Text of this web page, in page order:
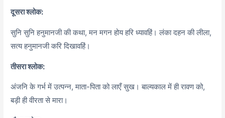
दूसरा श्लोक:
सुनि सुनि हनुमानजी की कथा, मन मगन होय हरि ध्यावहिं। लंका दहन की लीला,
सत्य हनुमानजी करि दिखावहिं।
तीसरा श्लोक:
अंजनि के गर्भ में उत्पन्न, माता-पिता को लाएँ सुख। बाल्यकाल में ही रावण को,
बड़ी ही वीरता से मारा।